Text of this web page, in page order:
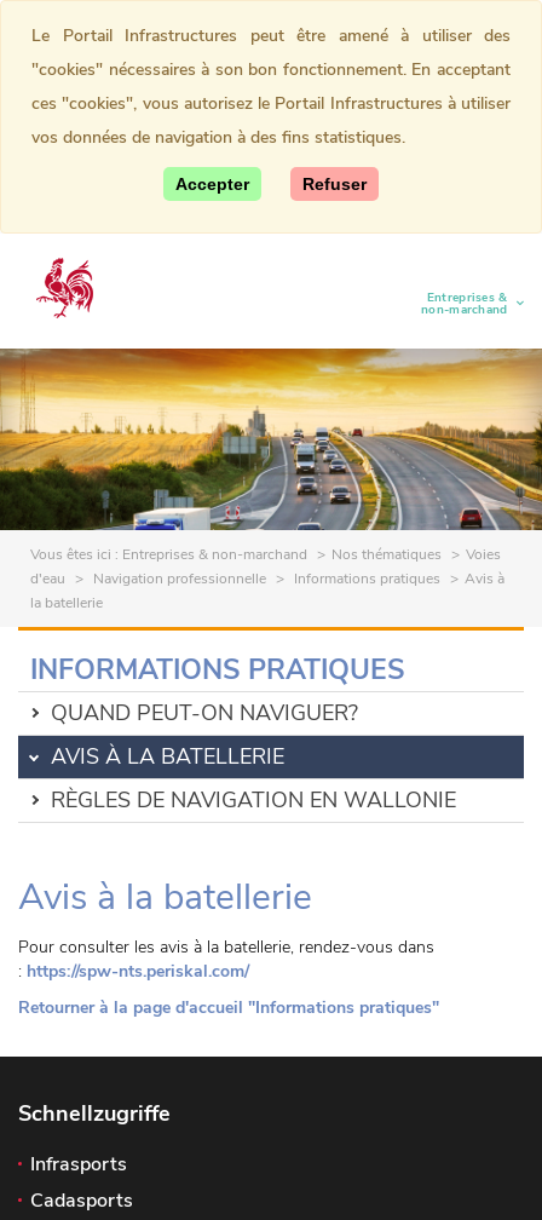
Entreprises &
non-marchand
(current)
Vous êtes ici : Entreprises & non-marchand Nos thématiques
Voies
d'eau
Navigation professionnelle Informations pratiques
Avis à
la batellerie
INFORMATIONS PRATIQUES
QUAND PEUT-ON NAVIGUER?
AVIS À LA BATELLERIE
RÈGLES DE NAVIGATION EN WALLONIE
Avis à la batellerie
Pour consulter les avis à la batellerie, rendez-vous dans
: https://spw-nts.periskal.com/
Retourner à la page d'accueil "Informations pratiques"
Schnellzugriffe
Infrasports
Cadasports
Le Portail Infrastructures peut être amené à utiliser des
"cookies" nécessaires à son bon fonctionnement. En acceptant
ces "cookies", vous autorisez le Portail Infrastructures à utiliser
vos données de navigation à des fins statistiques.
Accepter Refuser